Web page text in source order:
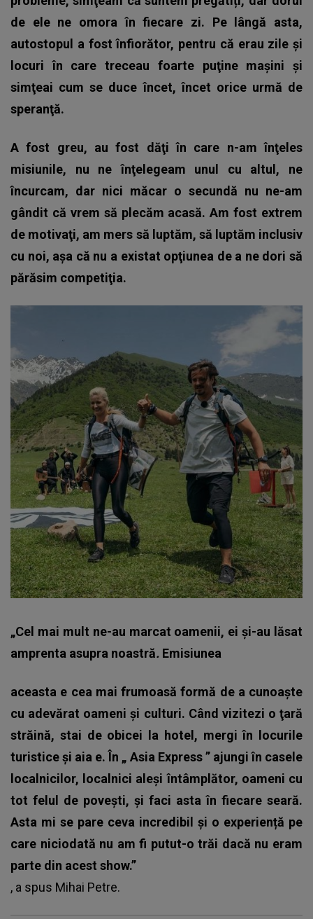
de ele ne omora în fiecare zi. Pe lângă asta,
autostopul a fost înfiorător, pentru că erau zile şi
locuri în care treceau foarte puţine maşini şi
simţeai cum se duce încet, încet orice urmă de
speranţă.
A fost greu, au fost dăţi în care n-am înţeles
misiunile, nu ne înţelegeam unul cu altul, ne
încurcam, dar nici măcar o secundă nu ne-am
gândit că vrem să plecăm acasă. Am fost extrem
de motivaţi, am mers să luptăm, să luptăm inclusiv
cu noi, aşa că nu a existat opţiunea de a ne dori să
părăsim competiţia.
„Cel mai mult ne-au marcat oamenii, ei şi-au lăsat
amprenta asupra noastră. Emisiunea
aceasta e cea mai frumoasă formă de a cunoaşte
cu adevărat oameni şi culturi. Când vizitezi o ţară
străină, stai de obicei la hotel, mergi în locurile
turistice şi aia e. În „ Asia Express” ajungi în casele
localnicilor, localnici aleşi întâmplător, oameni cu
tot felul de poveşti, şi faci asta în fiecare seară.
Asta mi se pare ceva incredibil şi o experiență pe
care niciodată nu am fi putut-o trăi dacă nu eram
parte din acest show.”
, a spus Mihai Petre.